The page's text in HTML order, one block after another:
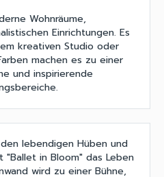
Wohnräume,
Einrichtungen. Es
kreativen Studio oder
machen es zu einer
und inspirierende
lebendigen Hüben und
in Bloom" das Leben
wird zu einer Bühne,